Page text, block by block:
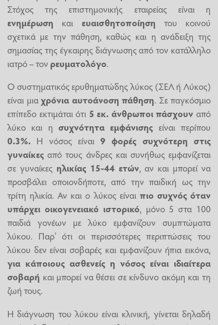
Στόχος της επιστημονικής εταιρείας είναι η
ενημέρωση και ευαισθητοποίηση του κοινού
σχετικά με την πάθηση, καθώς και η ανάδειξη της
σημασίας της έγκαιρης διάγνωσης από τον κατάλληλο
ιατρό – τον ρευματολόγο.
Ο συστηματικός ερυθηματώδης λύκος (ΣΕΛ ή Λύκος)
είναι μιαχρόνια αυτοάνοση πάθηση. Σε παγκόσμιο
επίπεδο εκτιμάται ότι 5 εκ. άνθρωποι πάσχουν από
λύκο και η συχνότητα εμφάνισης είναι περίπου
0.3%. Η νόσος είναι9 φορές συχνότερη στις
γυναίκες από τους άνδρες και συνήθως εμφανίζεται
σε γυναίκες ηλικίας 15-44 ετών, αν και μπορεί να
προσβάλει οποιονδήποτε, από την παιδική ως την
τρίτη ηλικία. Αν και ο λύκος είναι πιο συχνός όταν
υπάρχει οικογενειακό ιστορικό, μόνο 5 στα 100
παιδιά γονέων με λύκο εμφανίζουν συμπτώματα
λύκου. Παρ’ ότι οι περισσότερες περιπτώσεις του
λύκου δεν είναι σοβαρές και εμφανίζουν ήπια εικόνα,
για κάποιους ασθενείς η νόσος είναι ιδιαίτερα
σοβαρή και μπορεί να θέσει σε κίνδυνο ακόμη και τη
ζωή τους.
Η διάγνωση του λύκου είναι κλινική, γίνεται δηλαδή